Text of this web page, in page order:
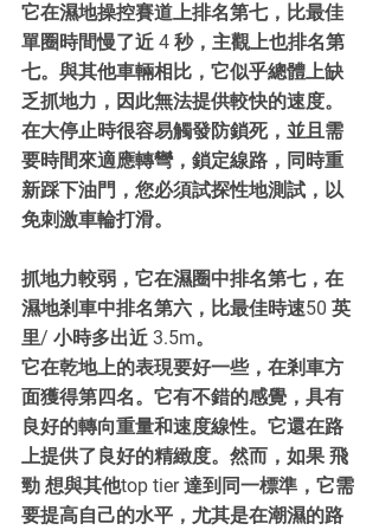
它在濕地操控賽道上排名第七，比最佳
單圈時間慢了近 4 秒，主觀上也排名第
七。與其他車輛相比，它似乎總體上缺
乏抓地力，因此無法提供較快的速度。
在大停止時很容易觸發防鎖死，並且需
要時間來適應轉彎，鎖定線路，同時重
新踩下油門，您必須試探性地測試，以
免刺激車輪打滑。
抓地力較弱，它在濕圈中排名第七，在
濕地剎車中排名第六，比最佳時速50 英
里/ 小時多出近 3.5m。
它在乾地上的表現要好一些，在剎車方
面獲得第四名。它有不錯的感覺，具有
良好的轉向重量和速度線性。它還在路
上提供了良好的精緻度。然而，如果 飛
勁 想與其他top tier 達到同一標準，它需
要提高自己的水平，尤其是在潮濕的路